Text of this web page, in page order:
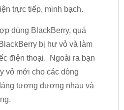
trực tiếp, minh bạch.
dùng BlackBerry, quá
bị hư vỏ và làm
điện thoại. Ngoài ra bạn
vỏ mới cho các dòng
tương đương nhau và